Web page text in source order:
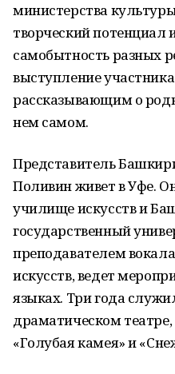
министерства
творческий потенциал
самобытность разных
выступление
рассказывающим о
нем самом.
Представитель
Поливин живет в Уфе.
училище искусств и
государственный
преподавателем
искусств, ведет
языках. Три года
драматическом
«Голубая камея» и